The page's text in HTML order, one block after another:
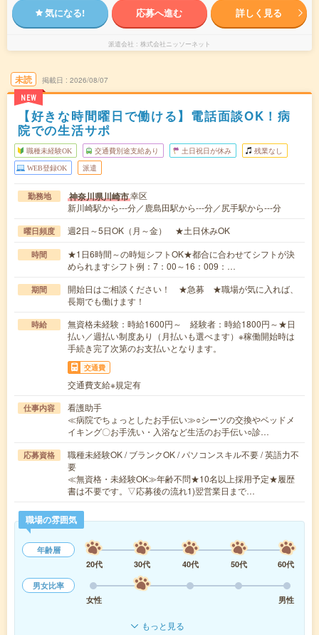
気になる! 応募へ進む 詳しく見る
派遣会社 株式会社ニッソーネット
未読
NEW
掲載日 2026/08/07
【好きな時間曜日で働ける】電話面談OK！病
院での生活サポ
職種未経験OK 交通費別途支給あり 土日祝日が休み 残業なし
WEB登録OK 派遣
勤務地 神奈川県川崎市幸区
新川崎駅から---分／鹿島田駅から---分／尻手駅から---分
曜日頻度 週2日～5日OK（月～金） ★土日休みOK
時間
★1日6時間～の時短シフトOK★都合に合わせてシフトが決
められますシフト例：7：00～16：009：…
期間
開始日はご相談ください！ ★急募 ★職場が気に入れば、
長期でも働けます！
時給
無資格未経験：時給1600円～ 経験者：時給1800円～★日
払い／週払い制度あり（月払いも選べます）※稼働開始時は
手続き完了次第のお支払いとなります。
交通費
交通費支給※規定有
仕事内容
看護助手
≪病院でちょっとしたお手伝い≫○シーツの交換やベッドメ
イキング〇お手洗い・入浴など生活のお手伝い○診…
応募資格
職種未経験OK / ブランクOK / パソコンスキル不要 / 英語力不
要
≪無資格・未経験OK≫年齢不問★10名以上採用予定★履歴
書は不要です。▽応募後の流れ1)翌営業日まで…
職場の雰囲気
年齢層
20代
30代 40代 50代
60代
男女比率
女性
男性
もっと見る